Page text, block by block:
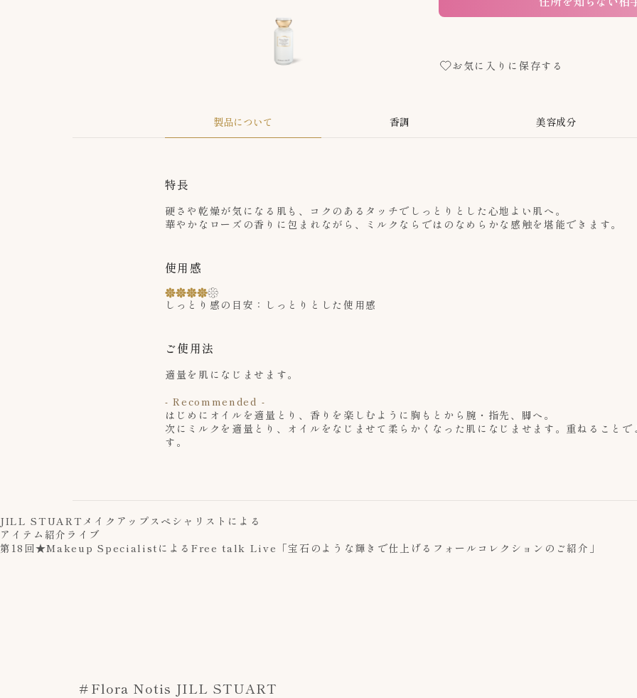
お気に入りに保存する
製品について
特長
硬さや乾燥が気になる肌も、コクのあるタッチでしっとりとした心地よい肌へ。
華やかなローズの香りに包まれながら、ミルクならではのなめらかな感触を堪能できます。
使用感
しっとり感の目安：しっとりとした使用感
ご使用法
適量を肌になじませます。
- Recommended -
はじめにオイルを適量とり、香りを楽しむように胸もとから腕・指先、脚へ。
次にミルクを適量とり、オイルをなじませて柔らかくなった肌になじませます。重ねることで
す。
香調 美容成分
JILL STUARTメイクアップスペシャリストによる
アイテム紹介ライブ
第18回★Makeup SpecialistによるFree talk Live「宝石のような輝きで仕上げるフォールコレクションのご紹介」
＃Flora Notis JILL STUART